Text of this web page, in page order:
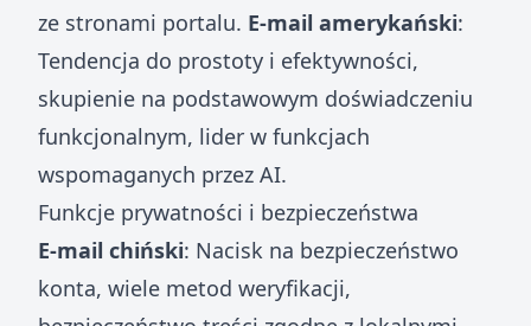
ze stronami portalu. E-mail amerykański:
Tendencja do prostoty i efektywności,
skupienie na podstawowym doświadczeniu
funkcjonalnym, lider w funkcjach
wspomaganych przez AI.
Funkcje prywatności i bezpieczeństwa
E-mail chiński: Nacisk na bezpieczeństwo
konta, wiele metod weryfikacji,